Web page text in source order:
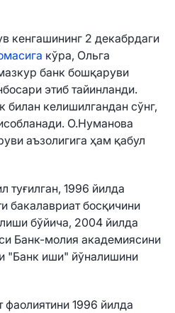
кенгашининг 2 декабрдаги
кўра, Ольга
банк бошқаруви
этиб тайинланди.
билан келишилгандан сўнг,
О.Нуманова
аъзолигига ҳам қабул
туғилган, 1996 йилда
бакалавриат босқичини
бўйича, 2004 йилда
Банк-молия академиясини
"Банк иши" йўналишини
фаолиятини 1996 йилда